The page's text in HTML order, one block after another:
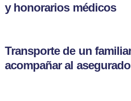
y honorarios médicos
Transporte de un
acompañar al